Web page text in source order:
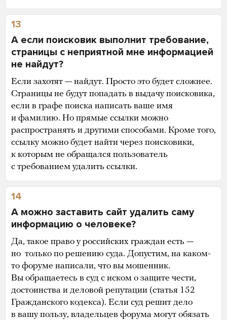
13
А если поисковик выполнит требование,
страницы с неприятной мне информацией
не найдут?
Если захотят — найдут. Просто это будет сложнее.
Страницы не будут попадать в выдачу поисковика,
если в графе поиска написать ваше имя
и фамилию. Но прямые ссылки можно
распространять и другими способами. Кроме того,
ссылку можно будет найти через поисковики,
к которым не обращался пользователь
с требованием удалить ссылки.
14
А можно заставить сайт удалить саму
информацию о человеке?
Да, такое право у российских граждан есть —
но только по решению суда. Допустим, на каком-
то форуме написали, что вы мошенник.
Вы обращаетесь в суд с иском о защите чести,
достоинства и деловой репутации (статья 152
Гражданского кодекса). Если суд решит дело
в вашу пользу, владельцев форума могут обязать